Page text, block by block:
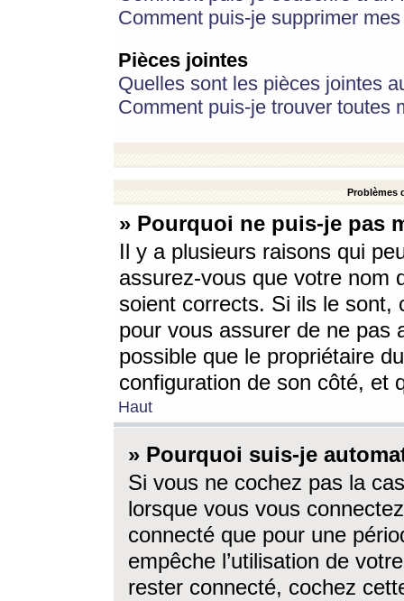
Comment puis-je supprimer
Pièces jointes
Quelles sont les pièces jointes
Comment puis-je trouver toutes
Problèmes
» Pourquoi ne puis-je pas
Il y a plusieurs raisons qui
assurez-vous que votre nom
soient corrects. Si ils le sont,
pour vous assurer de ne pas
possible que le propriétaire
configuration de son côté, et
Haut
» Pourquoi suis-je
Si vous ne cochez pas la
lorsque vous vous
connecté que pour une
empêche l’utilisation de
rester connecté, cochez